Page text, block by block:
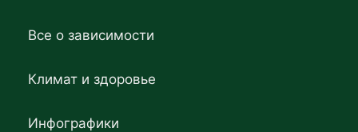
Все о зависимости
Климат и здоровье
Инфографики